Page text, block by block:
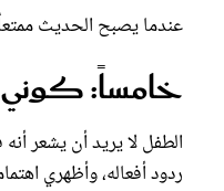
عندما يصبح الحديث
خامساً:
الطفل لا يريد أن يشعر
ردود أفعاله، وأظهري